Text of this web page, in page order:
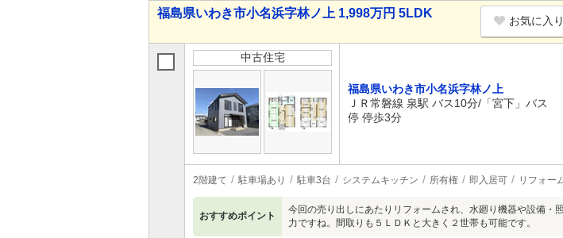
福島県いわき市小名浜字林ノ上 1,998万円 5LDK
お気に入
中古住宅
福島県いわき市小名浜字林ノ上
ＪＲ常磐線 泉駅 バス10分/「宮下」バス
停 停歩3分
2階建て 駐車場あり 駐車3台 システムキッチン 所有権 即入居可 リフォー
おすすめポイント
今回の売り出しにあたりリフォームされ、水廻り機器や設備
力ですね。間取りも５ＬＤＫと大きく２世帯も可能です。